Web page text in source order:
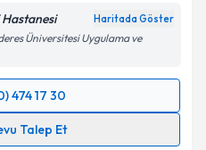
ilişkin
verilerimin belirtilen
kabul ediyorum.
Gönder
Haritada Göster
Üniversitesi Uygulama ve
474 17 30
Talep Et